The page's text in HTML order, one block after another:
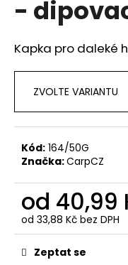
-
Kapka pro daleké
ZVOLTE VARIANTU
Kód: 164/50G
Značka:CarpCZ
od 40,99
od 33,88 Kč bez DPH
Měrná
cena:Zeptat se
a
í
t
D
p